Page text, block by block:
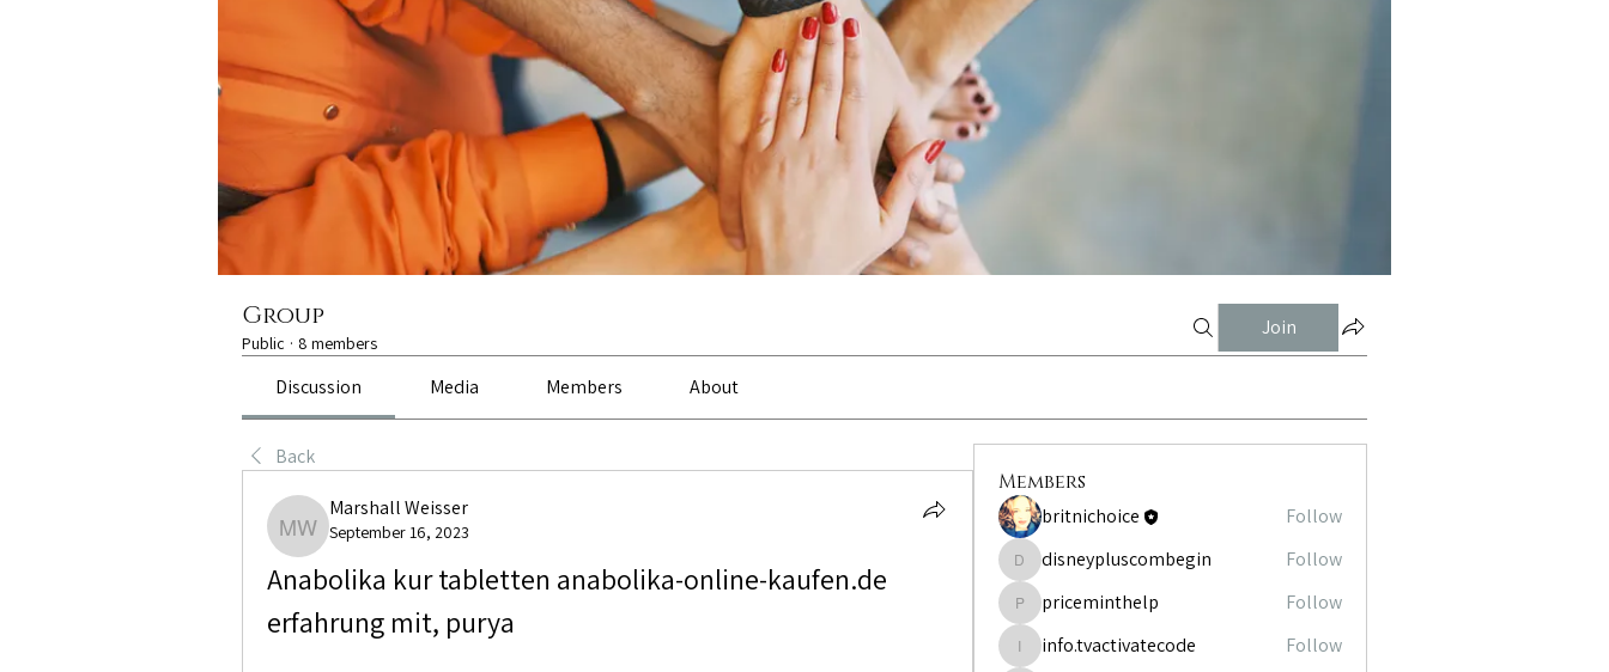
Group
Public · 8 members
Join
Discussion Media Members About
Back
Marshall Weisser
Marshall Weisser
September 16, 2023
Anabolika kur tabletten anabolika-online-kaufen.de
erfahrung mit, purya
Members
britnichoice Follow
disneypluscombegin
disneypluscombegin Follow
priceminthelp
priceminthelp Follow
info.tvactivatecode
info.tvactivatecode Follow